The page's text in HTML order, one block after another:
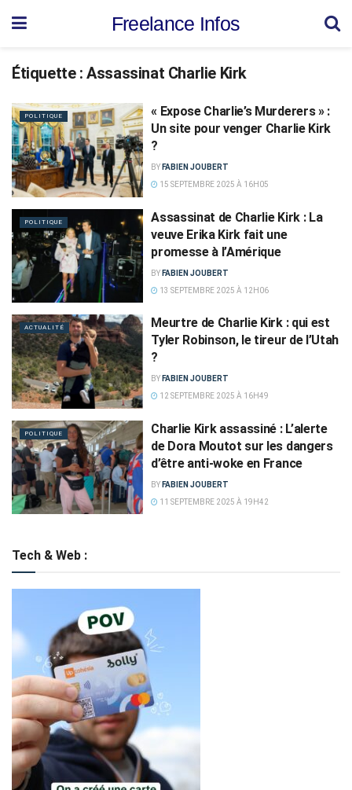
Freelance Infos
Étiquette :Assassinat Charlie Kirk
POLITIQUE
« Expose Charlie’s Murderers » :
Un site pour venger Charlie Kirk
?
BY FABIEN JOUBERT
15 SEPTEMBRE 2025 À 16H05
POLITIQUE
Assassinat de Charlie Kirk : La
veuve Erika Kirk fait une
promesse à l’Amérique
BY FABIEN JOUBERT
13 SEPTEMBRE 2025 À 12H06
ACTUALITÉ
Meurtre de Charlie Kirk : qui est
Tyler Robinson, le tireur de l’Utah
?
BY FABIEN JOUBERT
12 SEPTEMBRE 2025 À 16H49
POLITIQUE
Charlie Kirk assassiné : L’alerte
de Dora Moutot sur les dangers
d’être anti-woke en France
BY FABIEN JOUBERT
11 SEPTEMBRE 2025 À 19H42
Tech & Web :